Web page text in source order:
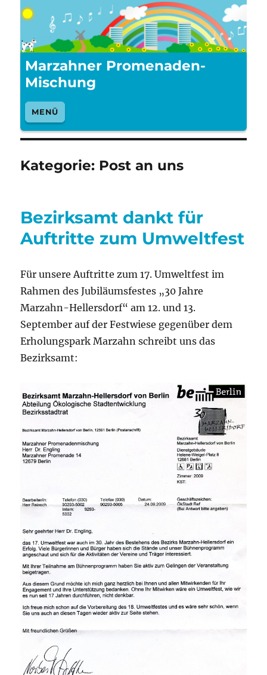
Marzahner Promenaden-
Mischung
MENÜ
Kategorie: Post an uns
Bezirksamt dankt für
Auftritte zum Umweltfest
Für unsere Auftritte zum 17. Umweltfest im
Rahmen des Jubiläumsfestes „30 Jahre
Marzahn-Hellersdorf“ am 12. und 13.
September auf der Festwiese gegenüber dem
Erholungspark Marzahn schreibt uns das
Bezirksamt: